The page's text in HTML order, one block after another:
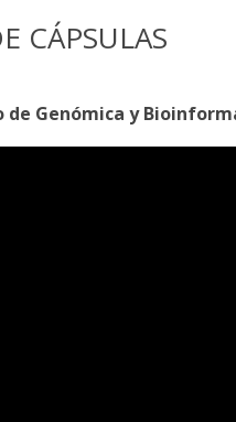
CÁPSULAS
Genómica y